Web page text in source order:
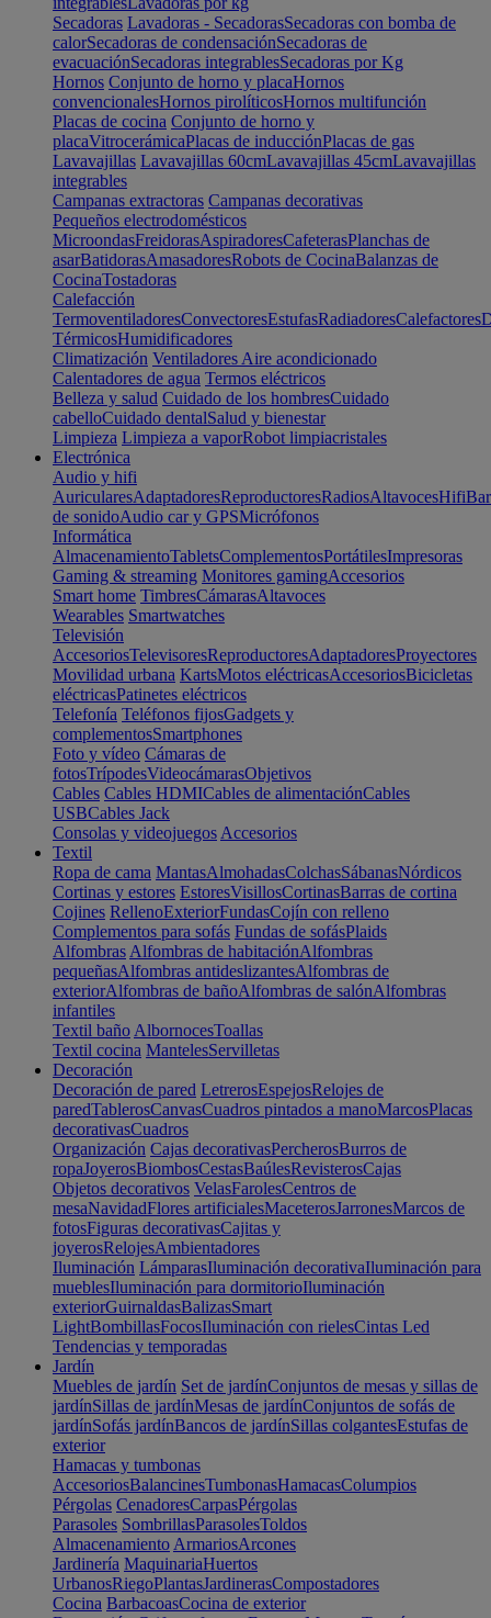
Secadoras Lavadoras - SecadorasSecadoras con bomba de
calorSecadoras de condensaciónSecadoras de
evacuaciónSecadoras integrablesSecadoras por Kg
Hornos Conjunto de horno y placaHornos
convencionalesHornos pirolíticosHornos multifunción
Placas de cocina Conjunto de horno y
placaVitrocerámicaPlacas de inducciónPlacas de gas
Lavavajillas Lavavajillas 60cmLavavajillas 45cmLavavajillas
integrables
Campanas extractoras Campanas decorativas
Pequeños electrodomésticos
MicroondasFreidorasAspiradoresCafeterasPlanchas de
asarBatidorasAmasadoresRobots de CocinaBalanzas de
CocinaTostadoras
Calefacción
TermoventiladoresConvectoresEstufasRadiadoresCalefactores
TérmicosHumidificadores
Climatización Ventiladores Aire acondicionado
Calentadores de agua Termos eléctricos
Belleza y salud Cuidado de los hombresCuidado
cabelloCuidado dentalSalud y bienestar
Limpieza Limpieza a vaporRobot limpiacristales
Electrónica
Audio y hifi
AuricularesAdaptadoresReproductoresRadiosAltavocesHifi
de sonidoAudio car y GPSMicrófonos
Informática
AlmacenamientoTabletsComplementosPortátilesImpresoras
Gaming & streaming Monitores gamingAccesorios
Smart home TimbresCámarasAltavoces
Wearables Smartwatches
Televisión
AccesoriosTelevisoresReproductoresAdaptadoresProyectores
Movilidad urbana KartsMotos eléctricasAccesoriosBicicletas
eléctricasPatinetes eléctricos
Telefonía Teléfonos fijosGadgets y
complementosSmartphones
Foto y vídeo Cámaras de
fotosTrípodesVideocámarasObjetivos
Cables Cables HDMICables de alimentaciónCables
USBCables Jack
Consolas y videojuegos Accesorios
Textil
Ropa de cama MantasAlmohadasColchasSábanasNórdicos
Cortinas y estores EstoresVisillosCortinasBarras de cortina
Cojines RellenoExteriorFundasCojín con relleno
Complementos para sofás Fundas de sofásPlaids
Alfombras Alfombras de habitaciónAlfombras
pequeñasAlfombras antideslizantesAlfombras de
exteriorAlfombras de bañoAlfombras de salónAlfombras
infantiles
Textil baño AlbornocesToallas
Textil cocina MantelesServilletas
Decoración
Decoración de pared LetrerosEspejosRelojes de
paredTablerosCanvasCuadros pintados a manoMarcosPlacas
decorativasCuadros
Organización Cajas decorativasPercherosBurros de
ropaJoyerosBiombosCestasBaúlesRevisterosCajas
Objetos decorativos VelasFarolesCentros de
mesaNavidadFlores artificialesMaceterosJarronesMarcos de
fotosFiguras decorativasCajitas y
joyerosRelojesAmbientadores
Iluminación LámparasIluminación decorativaIluminación para
mueblesIluminación para dormitorioIluminación
exteriorGuirnaldasBalizasSmart
LightBombillasFocosIluminación con rielesCintas Led
Tendencias y temporadas
Jardín
Muebles de jardín Set de jardínConjuntos de mesas y sillas de
jardínSillas de jardínMesas de jardínConjuntos de sofás de
jardínSofás jardínBancos de jardínSillas colgantesEstufas de
exterior
Hamacas y tumbonas
AccesoriosBalancinesTumbonasHamacasColumpios
Pérgolas CenadoresCarpasPérgolas
Parasoles SombrillasParasolesToldos
Almacenamiento ArmariosArcones
Jardinería MaquinariaHuertos
UrbanosRiegoPlantasJardinerasCompostadores
Cocina BarbacoasCocina de exterior